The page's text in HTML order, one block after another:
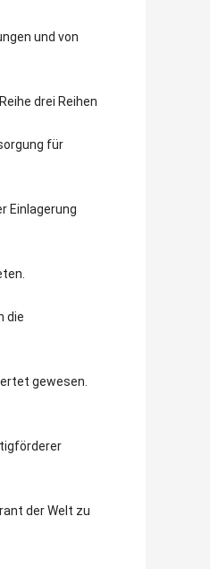
und von
drei Reihen
für
Einlagerung
die
gewesen.
der Welt zu